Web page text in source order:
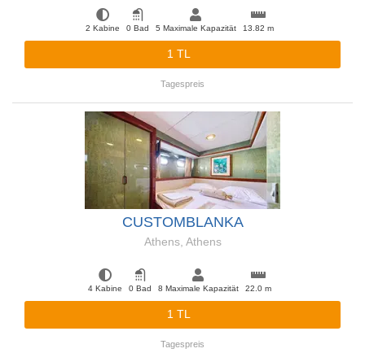
2 Kabine 0 Bad 5 Maximale Kapazität 13.82 m
1 TL
Tagespreis
CUSTOMBLANKA
Athens, Athens
4 Kabine 0 Bad 8 Maximale Kapazität 22.0 m
1 TL
Tagespreis